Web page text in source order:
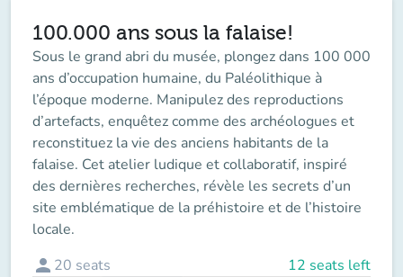
100.000 ans sous la falaise!
Sous le grand abri du musée, plongez dans 100 000
ans d’occupation humaine, du Paléolithique à
l’époque moderne. Manipulez des reproductions
d’artefacts, enquêtez comme des archéologues et
reconstituez la vie des anciens habitants de la
falaise. Cet atelier ludique et collaboratif, inspiré
des dernières recherches, révèle les secrets d’un
site emblématique de la préhistoire et de l’histoire
locale.
person 20 seats 12 seats left